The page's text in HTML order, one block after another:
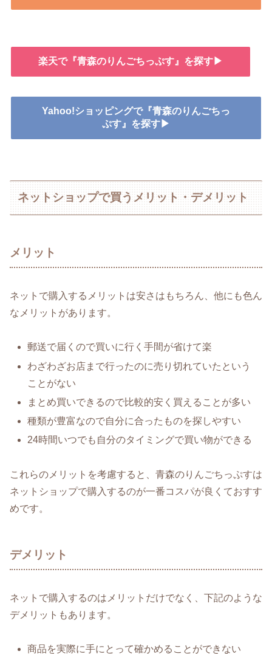
楽天で『青森のりんごちっぷす』を探す▶
Yahoo!ショッピングで『青森のりんごちっ
ぷす』を探す▶
ネットショップで買うメリット・デメリット
メリット
ネットで購入するメリットは安さはもちろん、他にも色ん
なメリットがあります。
郵送で届くので買いに行く手間が省けて楽
わざわざお店まで行ったのに売り切れていたという
ことがない
まとめ買いできるので比較的安く買えることが多い
種類が豊富なので自分に合ったものを探しやすい
24時間いつでも自分のタイミングで買い物ができる
これらのメリットを考慮すると、青森のりんごちっぷすは
ネットショップで購入するのが一番コスパが良くておすす
めです。
デメリット
ネットで購入するのはメリットだけでなく、下記のような
デメリットもあります。
商品を実際に手にとって確かめることができない